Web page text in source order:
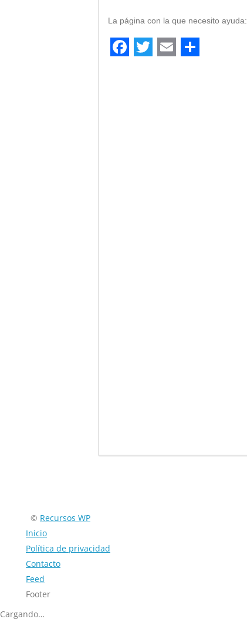
La página con la que necesito ayuda:
Encuéntranos en:
© Recursos WP
Inicio
Política de privacidad
Contacto
Feed
Footer
Cargando…